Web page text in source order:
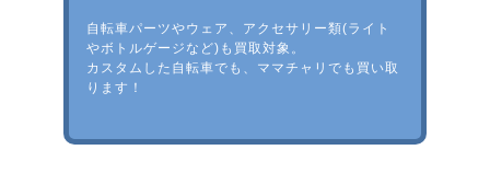
自転車パーツやウェア、アクセサリー類(ライト
やボトルゲージなど)も買取対象。
カスタムした自転車でも、ママチャリでも買い取
ります！